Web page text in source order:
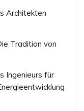
Architekten
Tradition von
Ingenieurs für